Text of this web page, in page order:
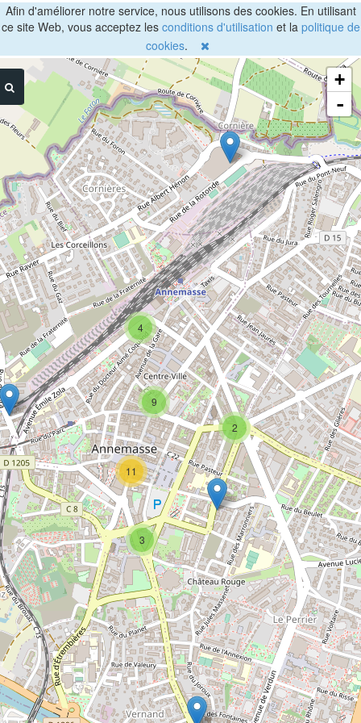
Afin d'améliorer notre service, nous utilisons des cookies. En utilisant
ce site Web, vous acceptez les conditions d'utilisation et la politique de
cookies.
9
2
4
3
11
+
-